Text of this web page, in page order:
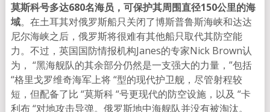
莫斯科号多达680名海员，可保护其周围直径150公里的海
域。在土耳其对俄罗斯船只关闭了博斯普鲁斯海峡和达达
尼尔海峡之后，俄罗斯将很难有其他船只取代其防空能
力。不过，英国国防情报机构Janes的专家Nick Brown认
为， “黑海舰队的其余部分仍然是一支强大的力量，”包括
“格里戈罗维奇海军上将 “型的现代护卫舰，尽管射程较
短，但配备了比 “莫斯科 “号更现代的防空设施，以及 “卡
利布 “对地攻击导弹。俄罗斯地中海舰队并没有被淘汰。